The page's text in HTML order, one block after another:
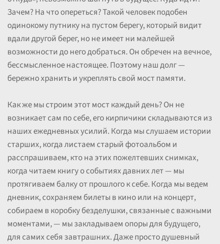
Зачем? На что опереться? Такой человек подобен
одинокому путнику на пустом берегу, который видит
вдали другой берег, но не имеет ни малейшей
возможности до него добраться. Он обречен на вечное,
бессмысленное настоящее. Поэтому наш долг —
бережно хранить и укреплять свой мост памяти.
Как же мы строим этот мост каждый день? Он не
возникает сам по себе, его кирпичики складываются из
наших ежедневных усилий. Когда мы слушаем истории
старших, когда листаем старый фотоальбом и
расспрашиваем, кто на этих пожелтевших снимках,
когда читаем книгу о событиях давних лет — мы
протягиваем балку от прошлого к себе. Когда мы ведем
дневник, сохраняем билеты в кино или на концерт,
собираем в коробку безделушки, связанные с важными
моментами, — мы закладываем опоры для будущего,
для самих себя завтрашних. Даже просто душевный